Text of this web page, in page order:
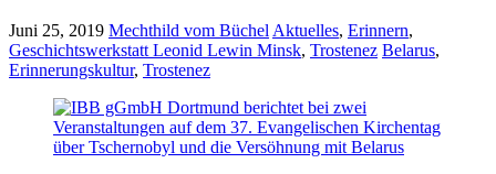
Juni 25, 2019 Mechthild vom Büchel Aktuelles, Erinnern,
Geschichtswerkstatt Leonid Lewin Minsk, Trostenez Belarus,
Erinnerungskultur, Trostenez